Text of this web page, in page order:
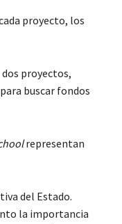
proyecto, los
proyectos,
buscar fondos
representan
del Estado.
la importancia